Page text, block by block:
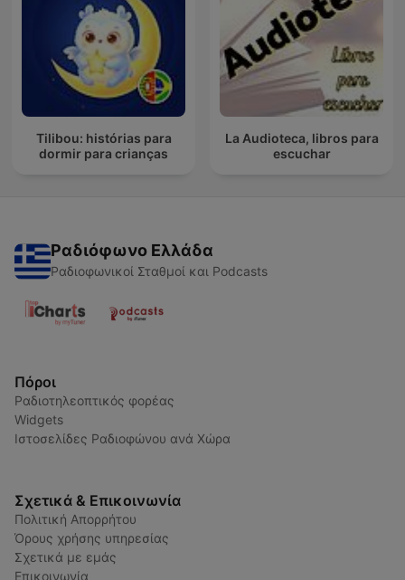
Tilibou: histórias para
dormir para crianças
La Audioteca, libros para
escuchar
Ραδιόφωνο Ελλάδα
Ραδιοφωνικοί Σταθμοί και Podcasts
Πόροι
Ραδιοτηλεοπτικός φορέας
Widgets
Ιστοσελίδες Ραδιοφώνου ανά Χώρα
Σχετικά & Επικοινωνία
Πολιτική Απορρήτου
Όρους χρήσης υπηρεσίας
Σχετικά με εμάς
Επικοινωνία